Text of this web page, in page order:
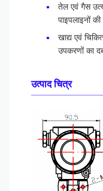
तेल एवं गैस
पाइपलाइनों
खाद्य एवं
उपकरणों का
उत्पाद चित्र